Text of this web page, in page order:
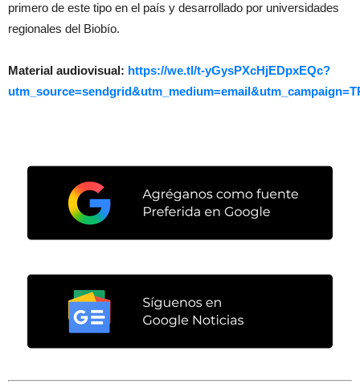
primero de este tipo en el país y desarrollado por universidades
regionales del Biobío.
Material audiovisual: https://we.tl/t-yGysPXcHjEDpxEQc?